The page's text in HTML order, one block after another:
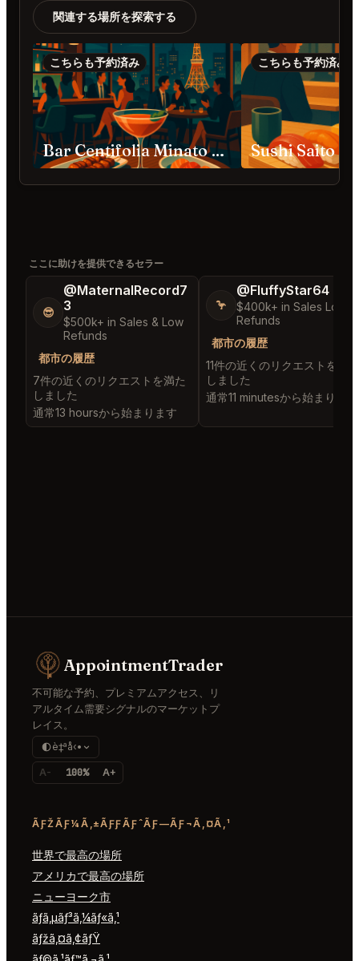
関連する場所を探索する
こちらも予約済み
Bar Centifolia Minato City
こちらも予約済み
Sushi Saito
ここに助けを提供できるセラー
😎
@MaternalRecord7
3
$500k+ in Sales & Low
Refunds
都市の履歴
7件の近くのリクエストを満た
しました
通常13 hoursから始まります
🦩
@FluffyStar64
$400k+ in Sales Low
Refunds
都市の履歴
11件の近くのリクエストを満た
しました
通常11 minutesから始まります
AppointmentTrader
不可能な予約、プレミアムアクセス、リ
アルタイム需要シグナルのマーケットプ
レイス。
è‡ªå‹•
A- 100% A+
ÃƑŽÃƑ¼Ã‚±ÃƑƑÃƑˆÃƑ—ÃƑ¬Ã‚¤Ã‚¹
世界で最高の場所
アメリカで最高の場所
ニューヨーク市
ãƒ­ã‚µãƒ³ã‚¼ãƒ«ã‚¹
ãƒžã‚¤ã‚¢ãƒŸ